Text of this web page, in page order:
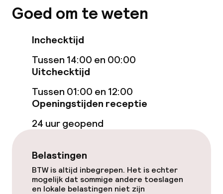
Eet- en drinkdiensten
Ontbijtbuffet
Ontbijt à la carte
Roomservice
Faciliteiten en diensten voor kinderen
Goed om te weten
Inchecktijd
Tussen 14:00 en 00:00
Uitchecktijd
Tussen 01:00 en 12:00
Openingstijden receptie
24 uur geopend
Belastingen
BTW is altijd inbegrepen. Het is echter
mogelijk dat sommige andere toeslagen
en lokale belastingen niet zijn